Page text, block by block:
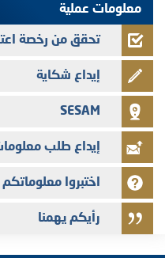
معلومات عملية
تحقق من رخصة
إيداع شكاية
SESAM
إيداع طلب
اختبروا معلوماتكم
رأيكم يهمنا